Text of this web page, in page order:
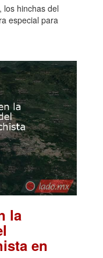
los hinchas del
especial para
la
en